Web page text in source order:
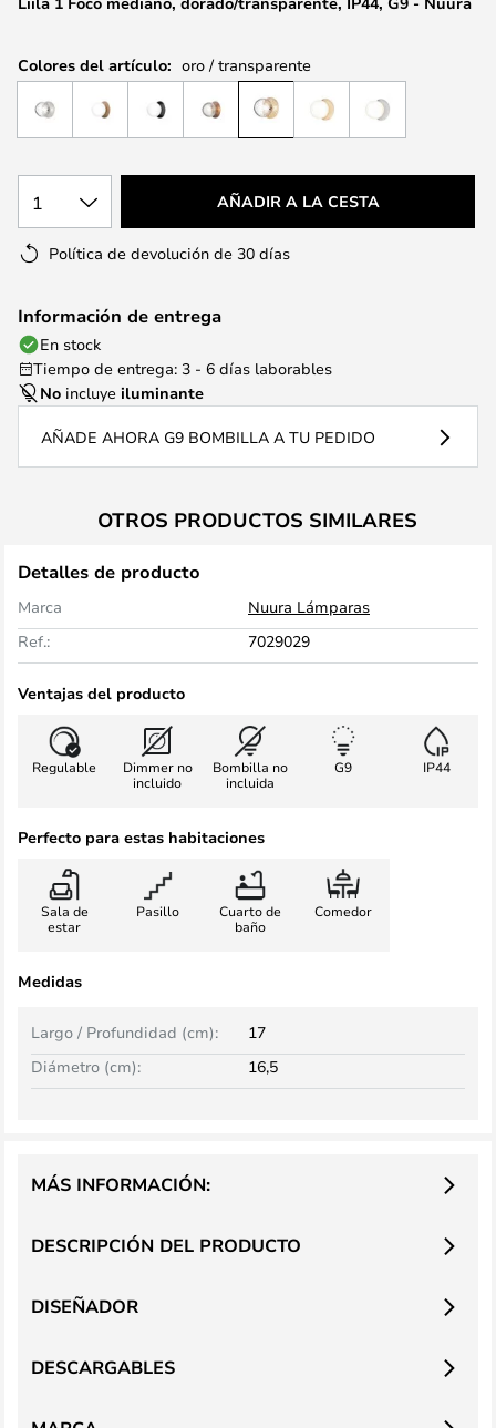
Colores del artículo: oro / transparente
1 AÑADIR A LA CESTA
Política de devolución de 30 días
Información de entrega
En stock
Tiempo de entrega: 3 - 6 días laborables
No incluye iluminante
AÑADE AHORA G9 BOMBILLA A TU PEDIDO
OTROS PRODUCTOS SIMILARES
Detalles de producto
Marca
Nuura Lámparas
Ref.:
7029029
Ventajas del producto
Regulable
Dimmer no
incluido
Bombilla no
incluida
G9 IP44
Perfecto para estas habitaciones
Sala de
estar
Pasillo
Cuarto de
baño
Comedor
Medidas
Largo / Profundidad (cm):
17
Diámetro (cm):
16,5
DESCRIPCIÓN DEL PRODUCTO
MÁS INFORMACIÓN:
DISEÑADOR
DESCARGABLES